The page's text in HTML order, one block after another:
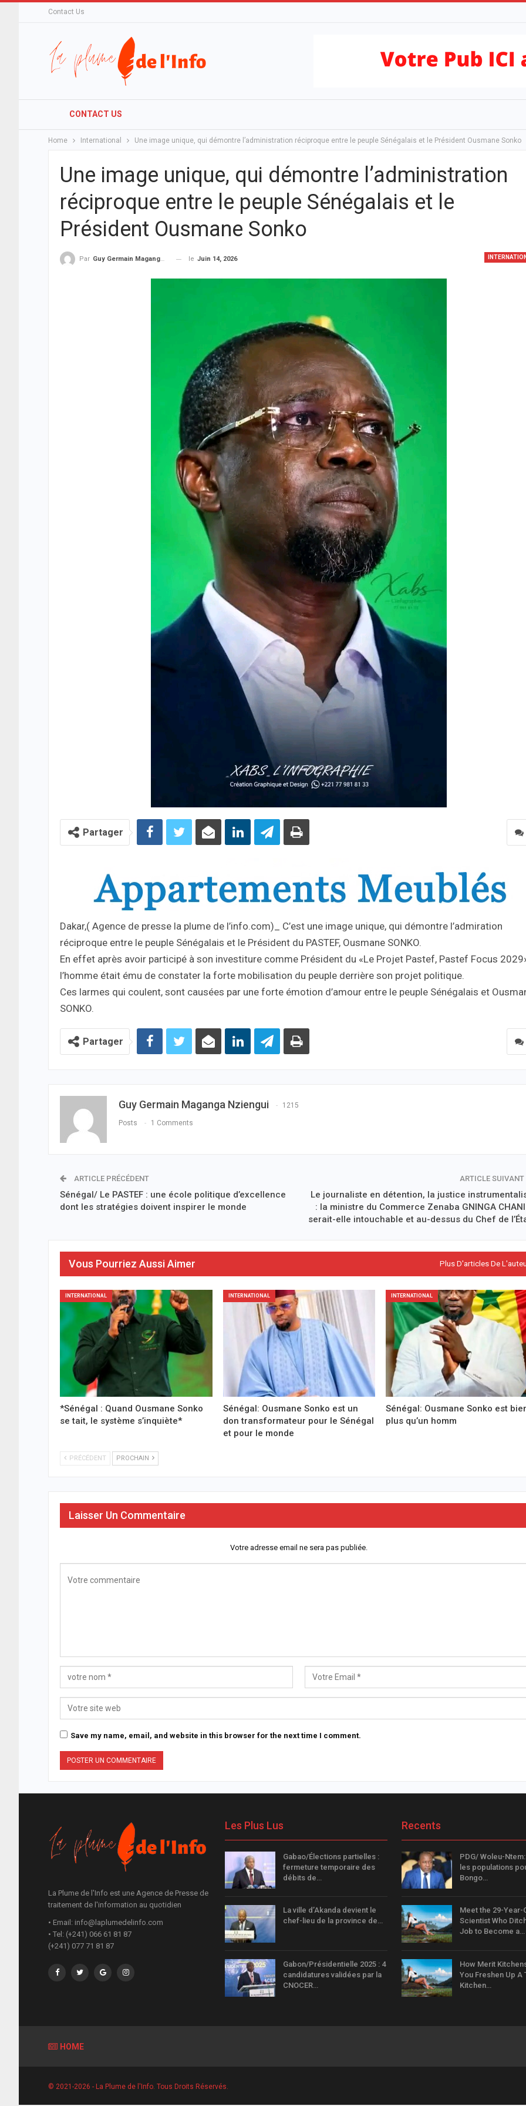
Contact Us
CONTACT US
Home International Une image unique, qui démontre l’administration réciproque entre le peuple Sénégalais et le Président Ousmane Sonko
Une image unique, qui démontre l’administration
réciproque entre le peuple Sénégalais et le
Président Ousmane Sonko
Par Guy Germain Maganga Nziengui le Juin 14, 2026
Partager
Dakar,( Agence de presse la plume de l’info.com)_ C’est une image unique, qui démontre l’admiration
réciproque entre le peuple Sénégalais et le Président du PASTEF, Ousmane SONKO.
En effet après avoir participé à son investiture comme Président du «Le Projet Pastef, Pastef Focus
l’homme était ému de constater la forte mobilisation du peuple derrière son projet politique.
Ces larmes qui coulent, sont causées par une forte émotion d’amour entre le peuple Sénégalais et
SONKO.
Partager
Guy Germain Maganga Nziengui 1215
Posts 1 Comments
ARTICLE PRÉCÉDENT
Sénégal/ Le PASTEF : une école politique d’excellence
dont les stratégies doivent inspirer le monde
ARTICLE SUIVANT
Le journaliste en détention, la justice
: la ministre du Commerce Zenaba GNINGA
serait-elle intouchable et au-dessus du Chef de
Vous Pourriez Aussi Aimer Plus D'articles De
INTERNATIONAL
*Sénégal : Quand Ousmane Sonko
se tait, le système s’inquiète*
INTERNATIONAL
Sénégal: Ousmane Sonko est un
don transformateur pour le Sénégal
et pour le monde
INTERNATIONAL
Sénégal: Ousmane Sonko est
plus qu’un homm
PRÉCÉDENT PROCHAIN
Laisser Un Commentaire
Votre adresse email ne sera pas publiée.
Save my name, email, and website in this browser for the next time I comment.
La Plume de l'Info est une Agence de Presse de
traitement de l'information au quotidien
• Email: info@laplumedelinfo.com
• Tel: (+241) 066 61 81 87
(+241) 077 71 81 87
Les Plus Lus
Gabao/Élections partielles :
fermeture temporaire des
débits de…
La ville d’Akanda devient le
chef-lieu de la province de…
Gabon/Présidentielle 2025 : 4
candidatures validées par la
CNOCER…
Recents
PDG/ Woleu-
les populations
Bongo…
Meet the 29-Year-
Scientist Who
Job to Become a…
How Merit
You Freshen Up A
Kitchen…
HOME
© 2021-2026 - La Plume de l'Info. Tous Droits Réservés.